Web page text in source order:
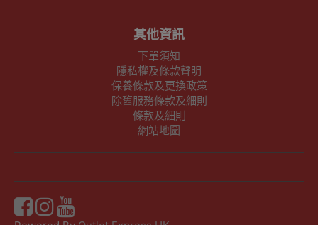
其他資訊
下單須知
隱私權及條款聲明
保養條款及更換政策
除舊服務條款及細則
條款及細則
網站地圖